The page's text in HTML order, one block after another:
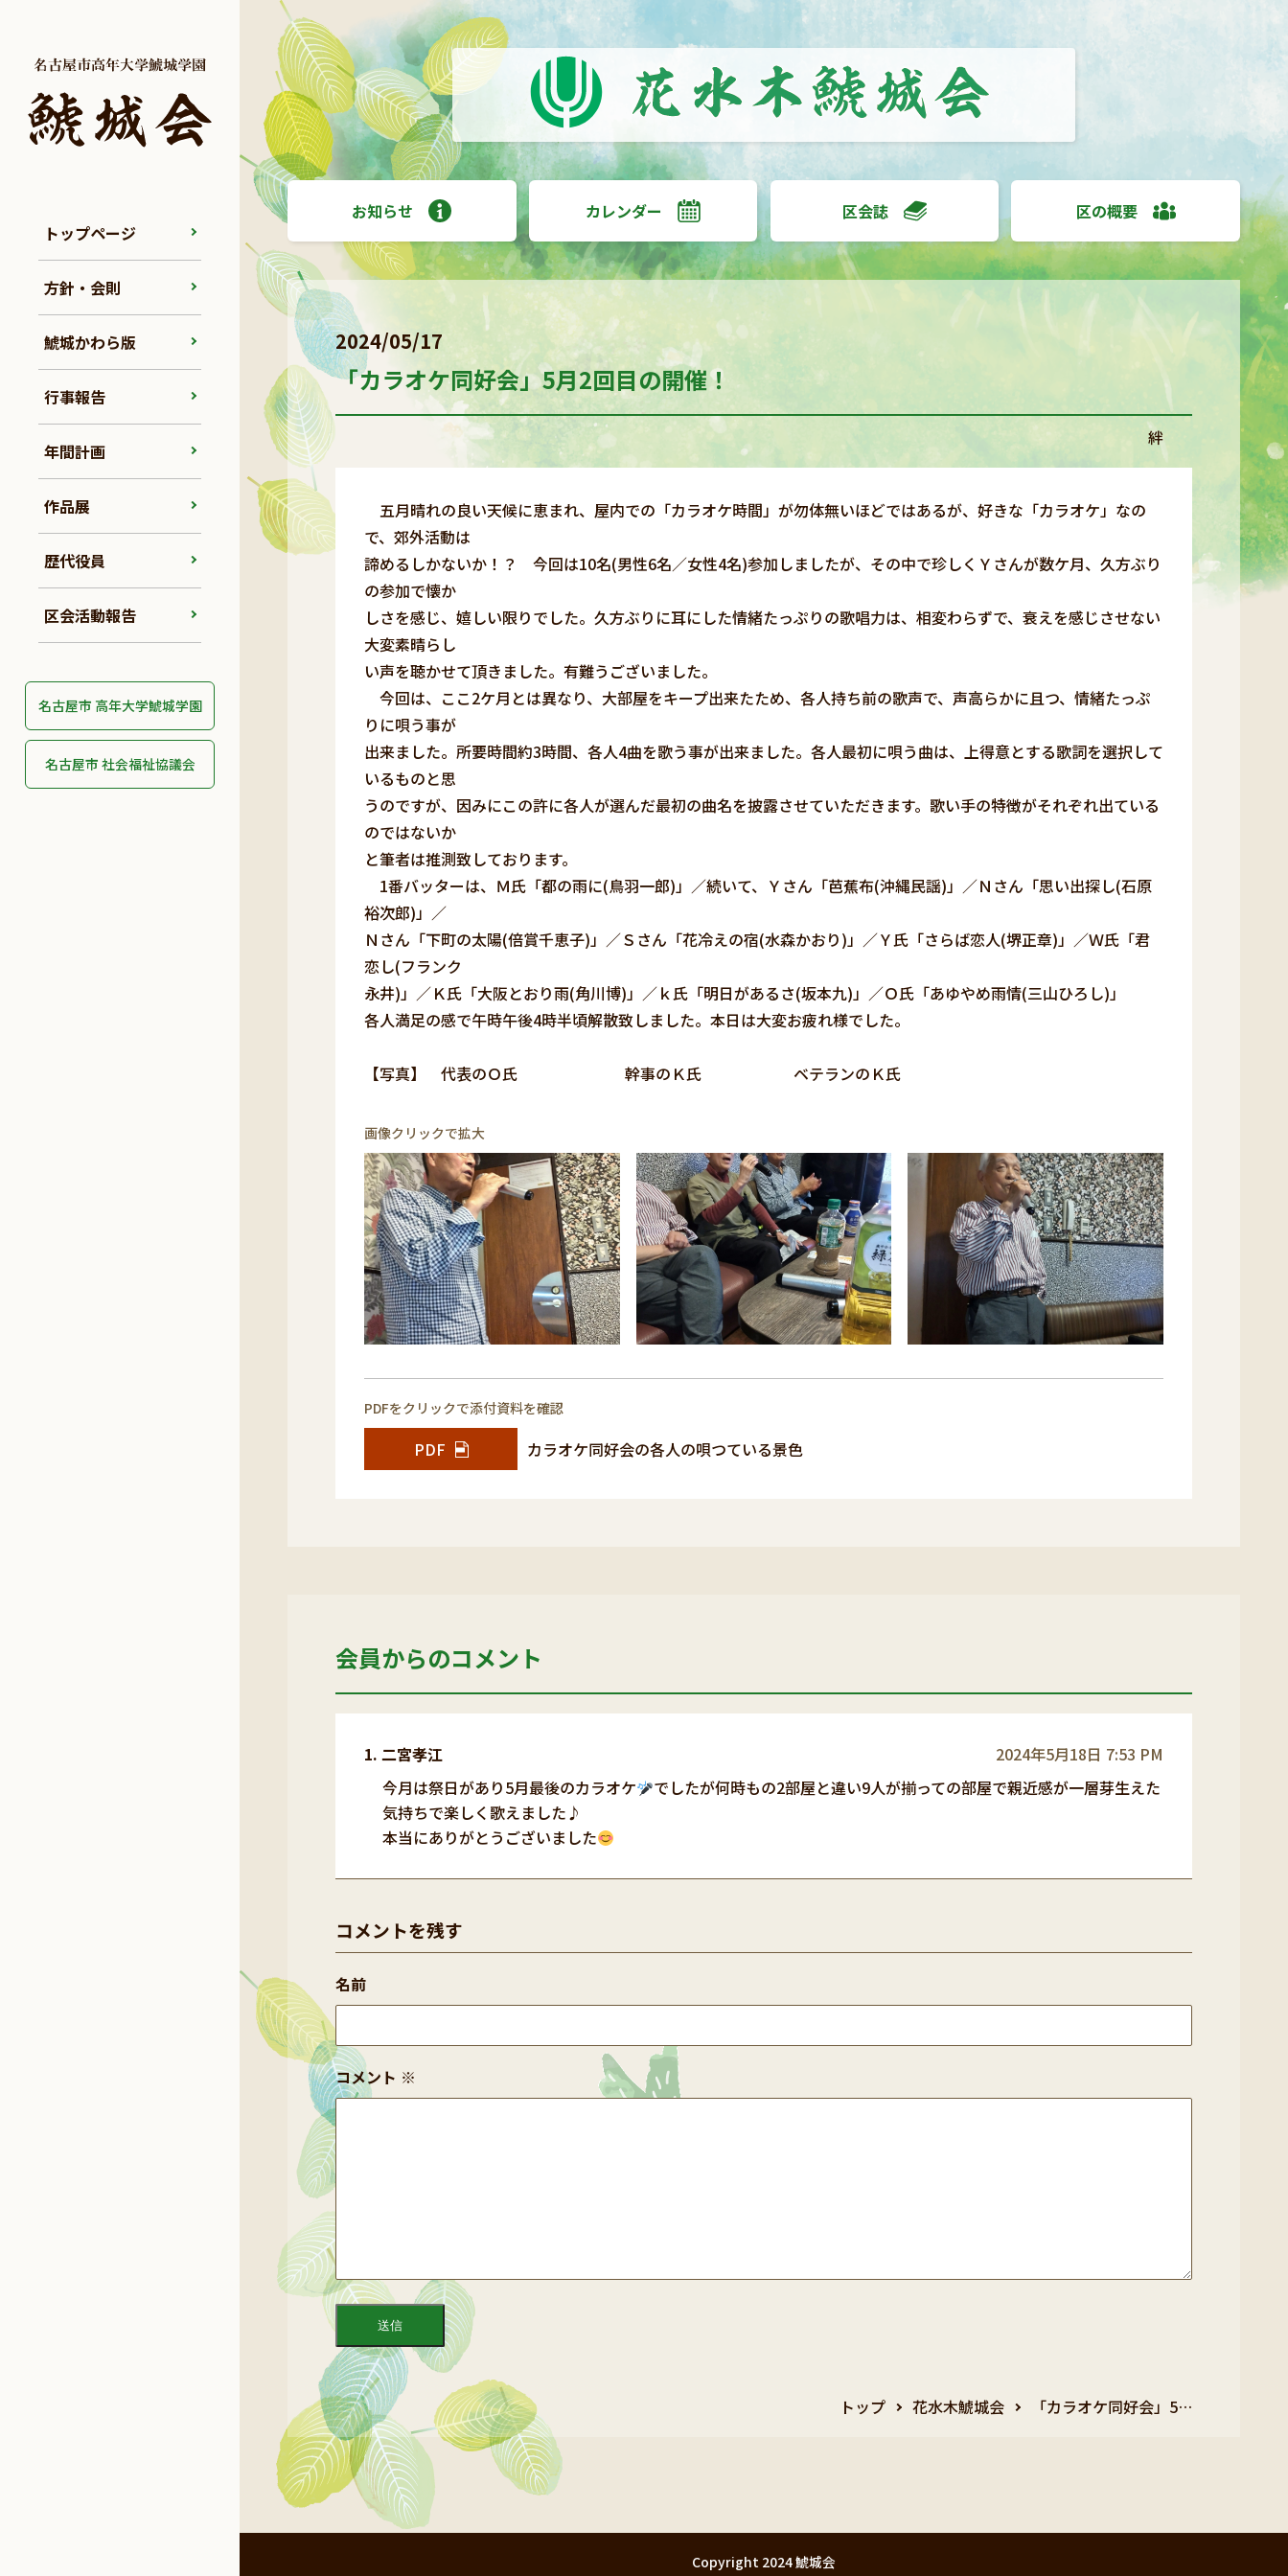
トップページ
方針・会則
鯱城かわら版
行事報告
年間計画
作品展
歴代役員
区会活動報告
名古屋市 高年大学鯱城学園
名古屋市 社会福祉協議会
お知らせ カレンダー 区会誌 区の概要
2024/05/17
「カラオケ同好会」5月2回目の開催！
絆
五月晴れの良い天候に恵まれ、屋内での「カラオケ時間」が勿体無いほどではあるが、好きな「カラオケ」なの
で、郊外活動は
諦めるしかないか！？ 今回は10名(男性6名／女性4名)参加しましたが、その中で珍しくＹさんが数ケ月、久方ぶり
の参加で懐か
しさを感じ、嬉しい限りでした。久方ぶりに耳にした情緒たっぷりの歌唱力は、相変わらずで、衰えを感じさせない
大変素晴らし
い声を聴かせて頂きました。有難うございました。
今回は、ここ2ケ月とは異なり、大部屋をキープ出来たため、各人持ち前の歌声で、声高らかに且つ、情緒たっぷ
りに唄う事が
出来ました。所要時間約3時間、各人4曲を歌う事が出来ました。各人最初に唄う曲は、上得意とする歌詞を選択して
いるものと思
うのですが、因みにこの許に各人が選んだ最初の曲名を披露させていただきます。歌い手の特徴がそれぞれ出ている
のではないか
と筆者は推測致しております。
1番バッターは、Ｍ氏「都の雨に(鳥羽一郎)」／続いて、Ｙさん「芭蕉布(沖縄民謡)」／Ｎさん「思い出探し(石原
裕次郎)」／
Ｎさん「下町の太陽(倍賞千恵子)」／Ｓさん「花冷えの宿(水森かおり)」／Ｙ氏「さらば恋人(堺正章)」／Ｗ氏「君
恋し(フランク
永井)」／Ｋ氏「大阪とおり雨(角川博)」／ｋ氏「明日があるさ(坂本九)」／Ｏ氏「あゆやめ雨情(三山ひろし)」
各人満足の感で午時午後4時半頃解散致しました。本日は大変お疲れ様でした。
【写真】 代表のＯ氏 幹事のＫ氏 ベテランのＫ氏
画像クリックで拡大
PDFをクリックで添付資料を確認
PDF カラオケ同好会の各人の唄つている景色
会員からのコメント
二宮孝江
2024年5月18日 7:53 PM
今月は祭日があり5月最後のカラオケ
でしたが何時もの2部屋と違い9人が揃っての部屋で親近感が一層芽生えた
気持ちで楽しく歌えました♪
本当にありがとうございました
コメントを残す
コメント ※
名前
トップ 花水木鯱城会 「カラオケ同好会」5…
Copyright 2024 鯱城会